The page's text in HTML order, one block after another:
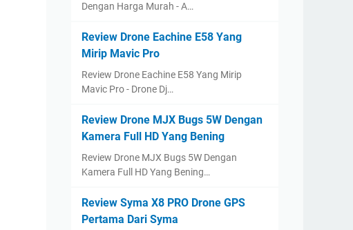
Dengan Harga Murah - A…
Review Drone Eachine E58 Yang
Mirip Mavic Pro
Review Drone Eachine E58 Yang Mirip
Mavic Pro - Drone Dj…
Review Drone MJX Bugs 5W Dengan
Kamera Full HD Yang Bening
Review Drone MJX Bugs 5W Dengan
Kamera Full HD Yang Bening…
Review Syma X8 PRO Drone GPS
Pertama Dari Syma